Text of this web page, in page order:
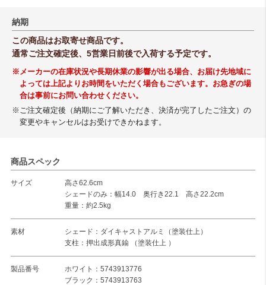
納期
この商品はお取寄せ商品です。
通常ご注文確定後、5営業日前後で入荷する予定です。
※メーカーの在庫状況や長期休業の影響が出る場合、お届け先地域に
よっては上記よりお時間をいただく場合もございます。お急ぎの場
合は事前にお問い合わせください。
※ご注文確定後（納期にご了解いただき、決済が完了したご注文）の
変更やキャンセルはお受けできかねます。
商品スペック
サイズ
高さ62.6cm
シェードのみ：幅14.0 奥行き22.1 高さ22.2cm
重量：約2.5kg
素材
シェード：ダイキャストアルミ（塗装仕上）
支柱：押出成形真鍮 （塗装仕上 ）
製品番号
ホワイト：5743913776
ブラック：5743913763